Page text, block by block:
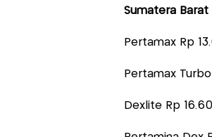
Sumatera Barat
Pertamax Rp
Pertamax Turbo
Dexlite Rp